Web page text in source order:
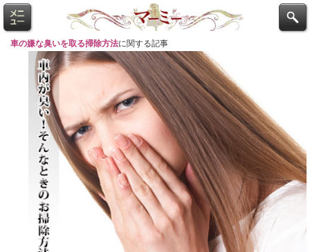
車の嫌な臭いを取る掃除方法に関する記事